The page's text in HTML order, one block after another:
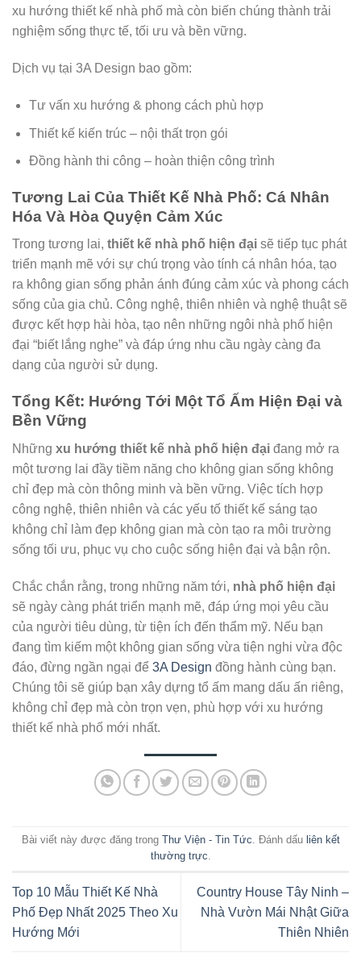
xu hướng thiết kế nhà phố mà còn biến chúng thành trải
nghiệm sống thực tế, tối ưu và bền vững.
Dịch vụ tại 3A Design bao gồm:
Tư vấn xu hướng & phong cách phù hợp
Thiết kế kiến trúc – nội thất trọn gói
Đồng hành thi công – hoàn thiện công trình
Tương Lai Của Thiết Kế Nhà Phố: Cá Nhân
Hóa Và Hòa Quyện Cảm Xúc
Trong tương lai, thiết kế nhà phố hiện đại sẽ tiếp tục phát
triển mạnh mẽ với sự chú trọng vào tính cá nhân hóa, tạo
ra không gian sống phản ánh đúng cảm xúc và phong cách
sống của gia chủ. Công nghệ, thiên nhiên và nghệ thuật sẽ
được kết hợp hài hòa, tạo nên những ngôi nhà phố hiện
đại “biết lắng nghe” và đáp ứng nhu cầu ngày càng đa
dạng của người sử dụng.
Tổng Kết: Hướng Tới Một Tổ Ấm Hiện Đại và
Bền Vững
Những xu hướng thiết kế nhà phố hiện đại đang mở ra
một tương lai đầy tiềm năng cho không gian sống không
chỉ đẹp mà còn thông minh và bền vững. Việc tích hợp
công nghệ, thiên nhiên và các yếu tố thiết kế sáng tạo
không chỉ làm đẹp không gian mà còn tạo ra môi trường
sống tối ưu, phục vụ cho cuộc sống hiện đại và bận rộn.
Chắc chắn rằng, trong những năm tới, nhà phố hiện đại
sẽ ngày càng phát triển mạnh mẽ, đáp ứng mọi yêu cầu
của người tiêu dùng, từ tiện ích đến thẩm mỹ. Nếu bạn
đang tìm kiếm một không gian sống vừa tiện nghi vừa độc
đáo, đừng ngần ngại để 3A Design đồng hành cùng bạn.
Chúng tôi sẽ giúp bạn xây dựng tổ ấm mang dấu ấn riêng,
không chỉ đẹp mà còn trọn vẹn, phù hợp với xu hướng
thiết kế nhà phố mới nhất.
Bài viết này được đăng trong Thư Viện - Tin Tức. Đánh dấu liên kết
thường trực.
Top 10 Mẫu Thiết Kế Nhà
Phố Đẹp Nhất 2025 Theo Xu
Hướng Mới
Country House Tây Ninh –
Nhà Vườn Mái Nhật Giữa
Thiên Nhiên